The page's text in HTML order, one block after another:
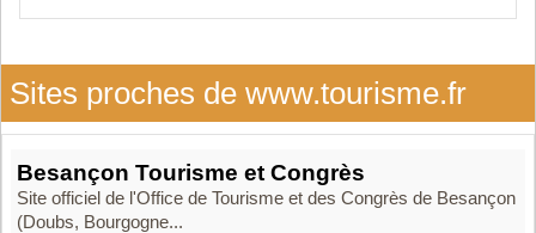
Sites proches de www.tourisme.fr
Besançon Tourisme et Congrès
Site officiel de l'Office de Tourisme et des Congrès de Besançon
(Doubs, Bourgogne...